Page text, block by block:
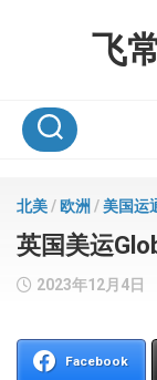
飞
北美/ 欧洲 /美国运
英国美运
2023年12月4日
Facebook